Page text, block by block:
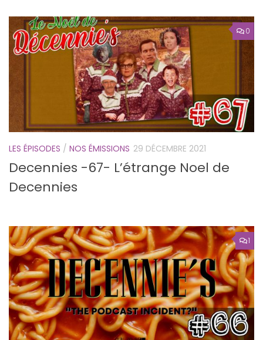
0
LES ÉPISODES / NOS ÉMISSIONS 29 DÉCEMBRE 2021
Decennies -67- L’étrange Noel de
Decennies
1